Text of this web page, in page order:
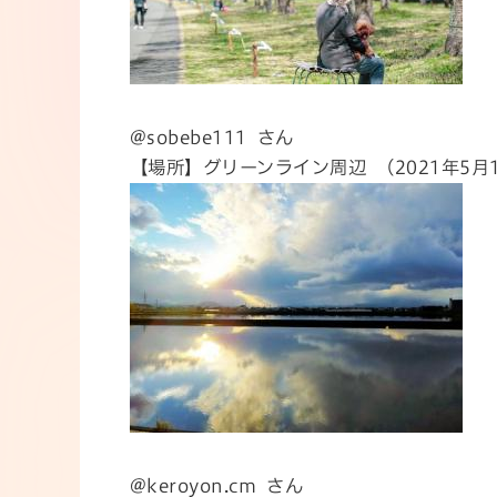
@sobebe111 さん
【場所】グリーンライン周辺 （2021年5月
@keroyon.cm さん